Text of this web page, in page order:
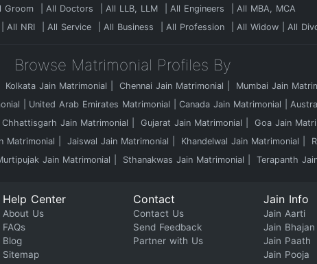
Groom All Doctors All LLB, LLM All Engineers
All MBA, MCA
All NRI All Service All Business All Profession All Widow All
Browse Matrimonial Profiles By
Kolkata Jain Matrimonial Chennai Jain Matrimonial Mumbai Jain
United Arab Emirates Matrimonial Canada Jain Matrimonial
Chhattisgarh Jain Matrimonial Gujarat Jain Matrimonial Goa Jain
Matrimonial Jaiswal Jain Matrimonial Khandelwal Jain Matrimonial
Jain Matrimonial Sthanakwas Jain Matrimonial Terapanth
Help Center
About Us
FAQs
Blog
Sitemap
Contact
Contact Us
Send Feedback
Partner with Us
Jain Info
Jain Aarti
Jain Bhajan
Jain Paath
Jain Pooja